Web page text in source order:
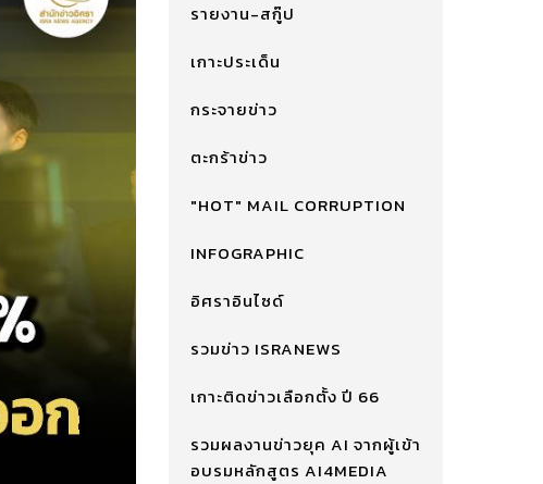
รายงาน-สกู๊ป
เกาะประเด็น
กระจายข่าว
ตะกร้าข่าว
"HOT" MAIL CORRUPTION
INFOGRAPHIC
อิศราอินไซด์
รวมข่าว ISRANEWS
เกาะติดข่าวเลือกตั้ง ปี 66
รวมผลงานข่าวยุค AI จากผู้เข้า
อบรมหลักสูตร AI4MEDIA